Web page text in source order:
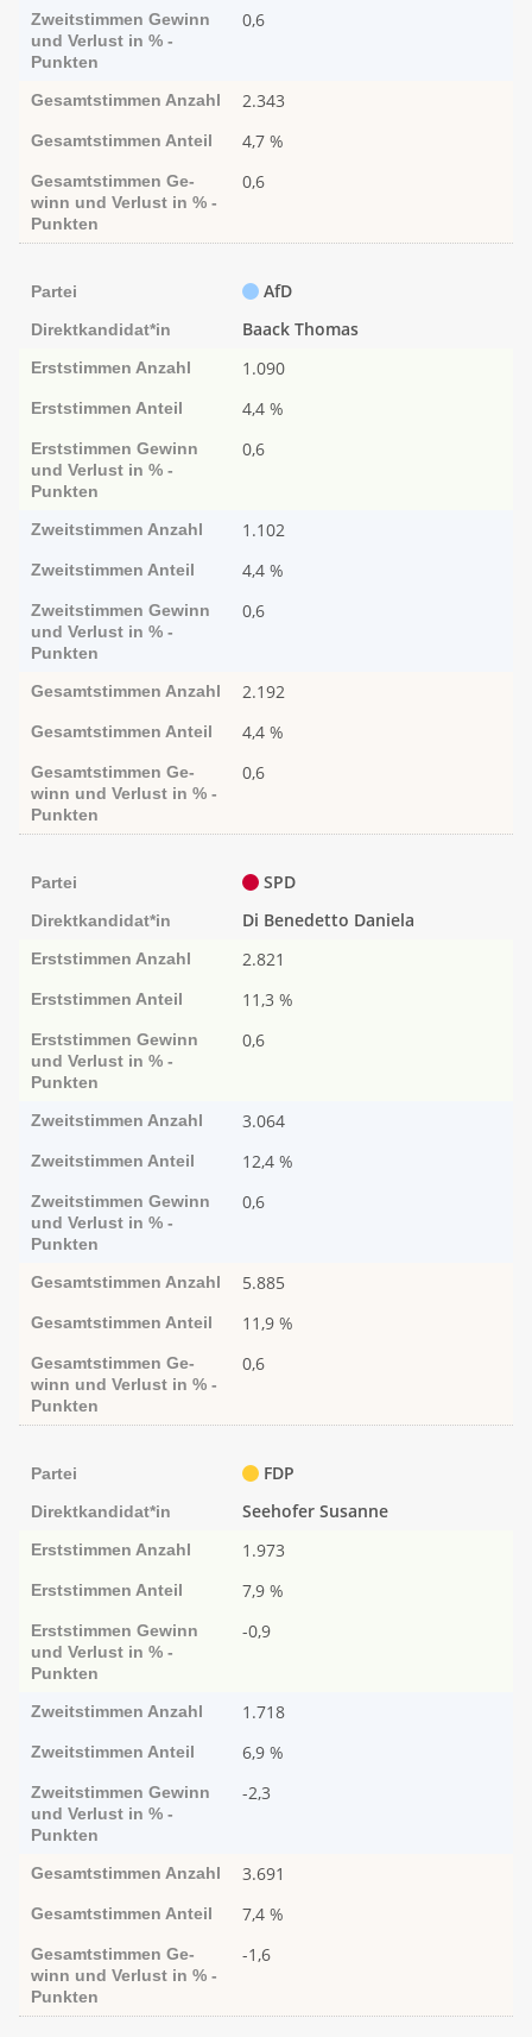
Zweitstimmen Ge­­winn
und Ver­­lust in % -
Punk­ten
0,6
Gesamtstimmen Anzahl 2.343
Gesamtstimmen Anteil 4,7 %
Gesamtstimmen Ge­­
winn und Ver­­lust in % -
Punk­ten
0,6
Partei AfD
Direktkandidat*in Baack Thomas
Erststimmen Anzahl 1.090
Erststimmen Anteil 4,4 %
Erststimmen Ge­­winn
und Ver­­lust in % -
Punk­ten
0,6
Zweitstimmen Anzahl 1.102
Zweitstimmen Anteil 4,4 %
Zweitstimmen Ge­­winn
und Ver­­lust in % -
Punk­ten
0,6
Gesamtstimmen Anzahl 2.192
Gesamtstimmen Anteil 4,4 %
Gesamtstimmen Ge­­
winn und Ver­­lust in % -
Punk­ten
0,6
Partei SPD
Direktkandidat*in Di Benedetto Daniela
Erststimmen Anzahl 2.821
Erststimmen Anteil 11,3 %
Erststimmen Ge­­winn
und Ver­­lust in % -
Punk­ten
0,6
Zweitstimmen Anzahl 3.064
Zweitstimmen Anteil 12,4 %
Zweitstimmen Ge­­winn
und Ver­­lust in % -
Punk­ten
0,6
Gesamtstimmen Anzahl 5.885
Gesamtstimmen Anteil 11,9 %
Gesamtstimmen Ge­­
winn und Ver­­lust in % -
Punk­ten
0,6
Partei FDP
Direktkandidat*in Seehofer Susanne
Erststimmen Anzahl 1.973
Erststimmen Anteil 7,9 %
Erststimmen Ge­­winn
und Ver­­lust in % -
Punk­ten
-0,9
Zweitstimmen Anzahl 1.718
Zweitstimmen Anteil 6,9 %
Zweitstimmen Ge­­winn
und Ver­­lust in % -
Punk­ten
-2,3
Gesamtstimmen Anzahl 3.691
Gesamtstimmen Anteil 7,4 %
Gesamtstimmen Ge­­
winn und Ver­­lust in % -
Punk­ten
-1,6